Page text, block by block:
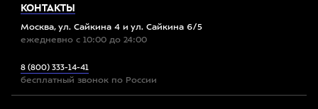
КОНТАКТЫ
Москва, ул. Сайкина 4 и ул. Сайкина 6/5
ежедневно с 10:00 до 24:00
8 (800) 333-14-41
бесплатный звонок по России